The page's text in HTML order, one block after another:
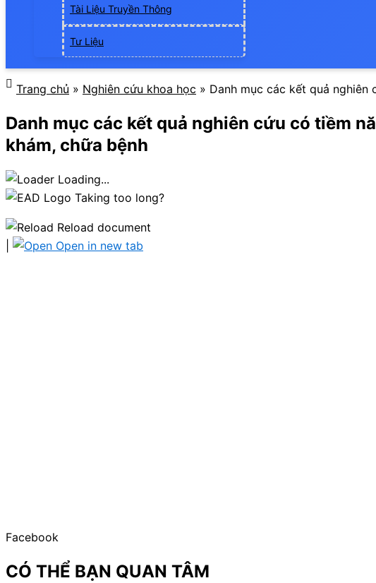
Tài Liệu Truyền Thông
Tư Liệu
Trang chủ » Nghiên cứu khoa học » Danh mục các kết quả
Danh mục các kết quả nghiên cứu có tiềm
khám, chữa bệnh
Loading...
Taking too long?
Reload document
Open in new tab
Facebook
CÓ THỂ BẠN QUAN TÂM